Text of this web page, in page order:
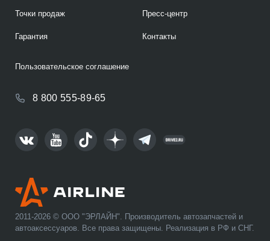
2011-2026 © ООО "ЭРЛАЙН". Производитель автозапчастей и
автоаксессуаров. Все права защищены. Реализация в РФ и СНГ.
Точки продаж
Гарантия
Пресс-центр
Контакты
8 800 555-89-65
Пользовательское соглашение